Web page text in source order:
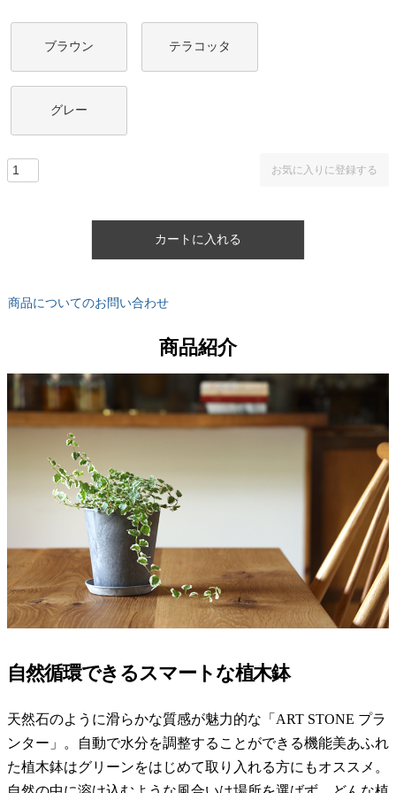
ブラウン テラコッタ
グレー
お気に入りに登録する
カートに入れる
商品についてのお問い合わせ
商品紹介
自然循環できるスマートな植木鉢
天然石のように滑らかな質感が魅力的な「ART STONE プラ
ンター」。自動で水分を調整することができる機能美あふれ
た植木鉢はグリーンをはじめて取り入れる方にもオススメ。